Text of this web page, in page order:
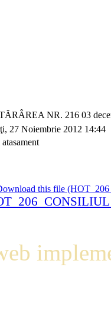
NR. 216 03
27 Noiembrie 2012 14:44